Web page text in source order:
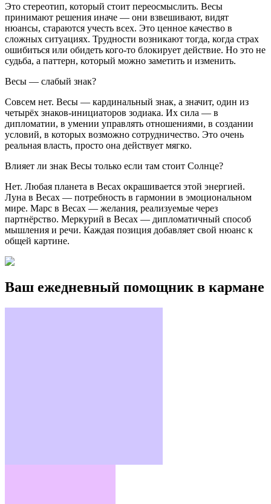
Это стереотип, который стоит переосмыслить. Весы
принимают решения иначе — они взвешивают, видят
нюансы, стараются учесть всех. Это ценное качество в
сложных ситуациях. Трудности возникают тогда, когда страх
ошибиться или обидеть кого-то блокирует действие. Но это не
судьба, а паттерн, который можно заметить и изменить.
Весы — слабый знак?
Совсем нет. Весы — кардинальный знак, а значит, один из
четырёх знаков-инициаторов зодиака. Их сила — в
дипломатии, в умении управлять отношениями, в создании
условий, в которых возможно сотрудничество. Это очень
реальная власть, просто она действует мягко.
Влияет ли знак Весы только если там стоит Солнце?
Нет. Любая планета в Весах окрашивается этой энергией.
Луна в Весах — потребность в гармонии в эмоциональном
мире. Марс в Весах — желания, реализуемые через
партнёрство. Меркурий в Весах — дипломатичный способ
мышления и речи. Каждая позиция добавляет свой нюанс к
общей картине.
Ваш ежедневный помощник в кармане